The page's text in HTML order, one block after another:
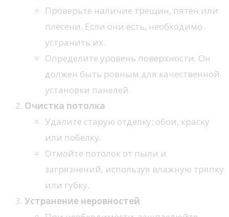
Проверьте наличие трещин, пятен или
плесени. Если они есть, необходимо
устранить их.
Определите уровень поверхности. Он
должен быть ровным для качественной
установки панелей.
Очистка потолка
Удалите старую отделку: обои, краску
или побелку.
Отмойте потолок от пыли и
загрязнений, используя влажную тряпку
или губку.
Устранение неровностей